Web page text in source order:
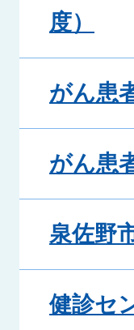
度）
がん患
がん患
泉佐野
健診セ